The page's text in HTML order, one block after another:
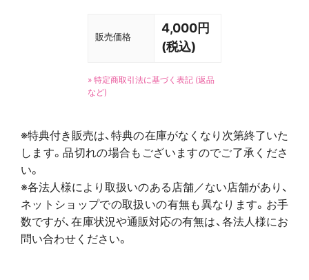
販売価格
4,000円
(税込)
» 特定商取引法に基づく表記 (返品
など)
※特典付き販売は、特典の在庫がなくなり次第終了いた
します。品切れの場合もございますのでご了承くださ
い。
※各法人様により取扱いのある店舗／ない店舗があり、
ネットショップでの取扱いの有無も異なります。お手
数ですが、在庫状況や通販対応の有無は、各法人様にお
問い合わせください。